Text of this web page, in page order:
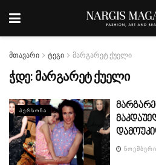
მთავარი ტეგი მარგარეტ ქუელი
ჭდე: მარგარეტ ქუელი
ᲞᲔᲠᲡᲝᲜᲐ